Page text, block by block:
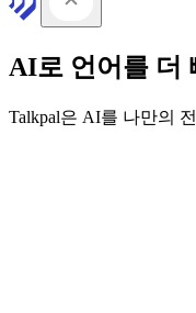
AI로 언어를 더
Talkpal은 AI를 나만의